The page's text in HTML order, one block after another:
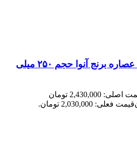
تونر روشن‌کننده عصاره برنج آنوا حجم ۲۵۰ میلی
قیمت اصلی: 2,430,000 تومان
قیمت فعلی: 2,030,000 تومان.